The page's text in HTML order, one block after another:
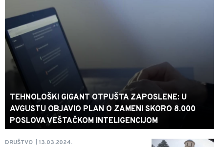
TEHNOLOŠKI GIGANT OTPUŠTA ZAPOSLENE: U
AVGUSTU OBJAVIO PLAN O ZAMENI SKORO 8.000
POSLOVA VEŠTAČKOM INTELIGENCIJOM
DRUŠTVO 13.03.2024.